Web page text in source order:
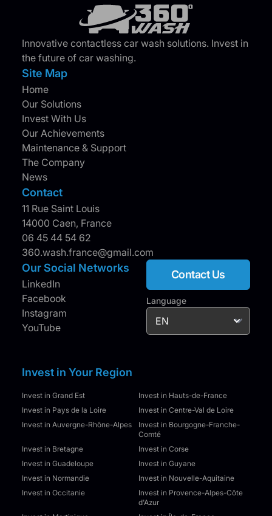
Innovative contactless car wash solutions. Invest in
the future of car washing.
Site Map
Home
Our Solutions
Invest With Us
Our Achievements
Maintenance & Support
The Company
News
Contact
11 Rue Saint Louis
14000 Caen, France
06 45 44 54 62
360.wash.france@gmail.com
Our Social Networks
LinkedIn
Facebook
Instagram
YouTube
Contact Us
Language
Invest in Your Region
Invest in Grand Est
Invest in Hauts-de-France
Invest in Pays de la Loire
Invest in Centre-Val de Loire
Invest in Auvergne-Rhône-Alpes
Invest in Bourgogne-Franche-
Comté
Invest in Bretagne
Invest in Corse
Invest in Guadeloupe
Invest in Guyane
Invest in Normandie
Invest in Nouvelle-Aquitaine
Invest in Occitanie
Invest in Provence-Alpes-Côte
d'Azur